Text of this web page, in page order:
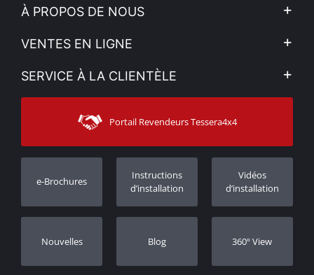
À PROPOS DE NOUS
L'entreprise
Voir nos actualités
Sitemap
VENTES EN LIGNE
Mon compte
Moyens d’expédition
SERVICE À LA CLIENTÈLE
Contacter
Assistance aux clients
Suivi des commandes
Concessionnaires
Portail Revendeurs Tessera4x4
e-Brochures
Instructions
d’installation
Vidéos
d’installation
Nouvelles Blog 360º View